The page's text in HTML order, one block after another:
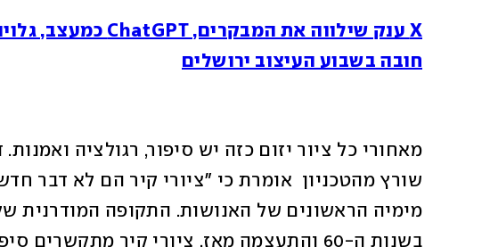
חובה בשבוע העיצוב ירושלים